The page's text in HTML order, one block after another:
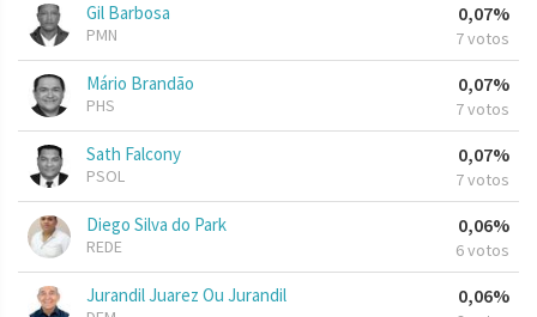
Gil Barbosa
PMN
0,07%
7 votos
Mário Brandão
PHS
0,07%
7 votos
Sath Falcony
PSOL
0,07%
7 votos
Diego Silva do Park
REDE
0,06%
6 votos
Jurandil Juarez Ou Jurandil 0,06%